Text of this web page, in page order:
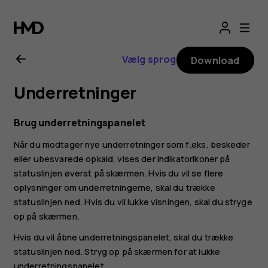
Brugervejledning
til
Nokia
1.4
Vælg sprog Download
Underretninger
Brug underretningspanelet
Når du modtager nye underretninger som f.eks. beskeder
eller ubesvarede opkald, vises der indikatorikoner på
statuslinjen øverst på skærmen. Hvis du vil se flere
oplysninger om underretningerne, skal du trække
statuslinjen ned. Hvis du vil lukke visningen, skal du stryge
op på skærmen.
Hvis du vil åbne underretningspanelet, skal du trække
statuslinjen ned. Stryg op på skærmen for at lukke